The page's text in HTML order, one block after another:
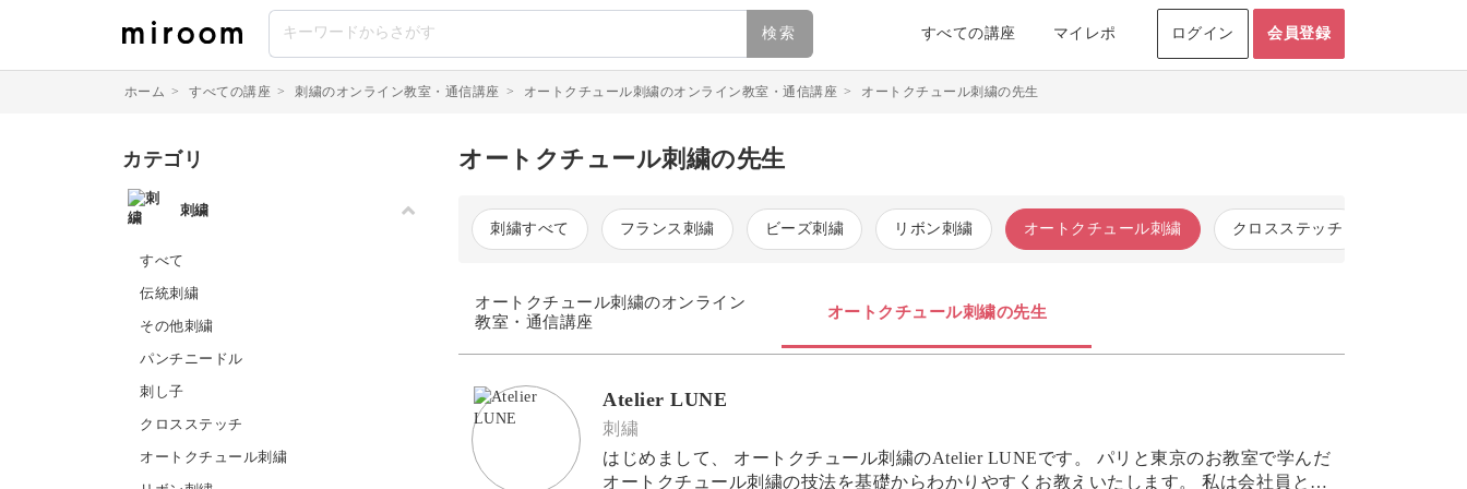
検索 すべての講座 マイレポ ログイン 会員登録
ホーム > すべての講座 > 刺繍のオンライン教室・通信講座 > オートクチュール刺繍のオンライン教室・通信講座 > オートクチュール刺繍の先生
カテゴリ
刺繍
すべて
伝統刺繍
その他刺繍
パンチニードル
刺し子
クロスステッチ
オートクチュール刺繍
オートクチュール刺繍の先生
刺繍すべて フランス刺繍 ビーズ刺繍 リボン刺繍 オートクチュール刺繍 クロスステッチ
オートクチュール刺繍のオンライン
教室・通信講座
オートクチュール刺繍の先生
Atelier LUNE
刺繍
はじめまして、 オートクチュール刺繍のAtelier LUNEです。 パリと東京のお教室で学んだ
オートクチュール刺繍の技法を基礎からわかりやすくお教えいたします。 私は会社員とし